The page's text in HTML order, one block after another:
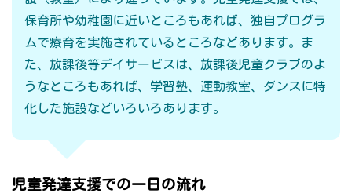
保育所や幼稚園に近いところもあれば、独自プログラ
ムで療育を実施されているところなどあります。ま
た、放課後等デイサービスは、放課後児童クラブのよ
うなところもあれば、学習塾、運動教室、ダンスに特
化した施設などいろいろあります。
児童発達支援での一日の流れ